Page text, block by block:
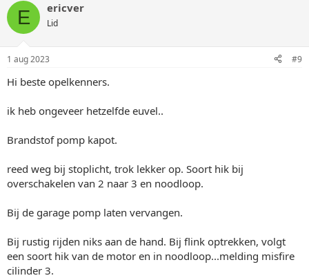
E ericver
Lid
1 aug 2023 #9
Hi beste opelkenners.
ik heb ongeveer hetzelfde euvel..
Brandstof pomp kapot.
reed weg bij stoplicht, trok lekker op. Soort hik bij
overschakelen van 2 naar 3 en noodloop.
Bij de garage pomp laten vervangen.
Bij rustig rijden niks aan de hand. Bij flink optrekken, volgt
een soort hik van de motor en in noodloop...melding misfire
cilinder 3.